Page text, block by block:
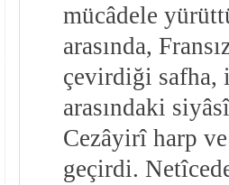
mücâdele
arasında,
çevirdiği
arasındaki
Cezâyirî harp
geçirdi.